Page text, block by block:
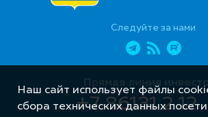
Следуйте за нами
Прямая линия
+7 86131 2 12
Наш сайт использует файлы
сбора технических данных